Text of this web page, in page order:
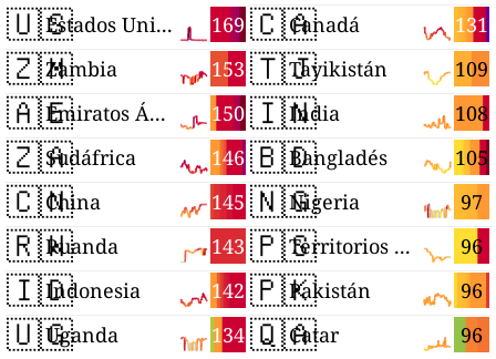
🇺🇸 169
Estados Unidos
🇿🇲 153
Zambia
🇦🇪 150
Emiratos Árabes Unidos
🇿🇦 146
Sudáfrica
🇨🇳 145
China
🇷🇼 143
Ruanda
🇮🇩 142
Indonesia
🇺🇬 134
Uganda
🇨🇦 131
Canadá
🇹🇯 109
Tayikistán
🇮🇳 108
India
🇧🇩 105
Bangladés
🇳🇬 97
Nigeria
🇵🇸 96
Territorios Palestinos
🇵🇰 96
Pakistán
🇶🇦 96
Catar